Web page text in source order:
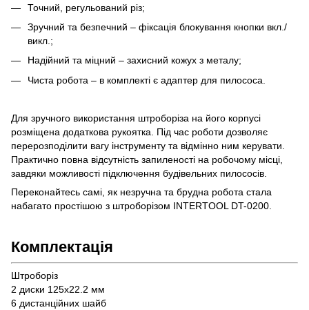
Точний, регульований різ;
Зручний та безпечний – фіксація блокування кнопки вкл./
викл.;
Надійний та міцний – захисний кожух з металу;
Чиста робота – в комплекті є адаптер для пилососа.
Для зручного використання штроборіза на його корпусі
розміщена додаткова рукоятка. Під час роботи дозволяє
перерозподілити вагу інструменту та відмінно ним керувати.
Практично повна відсутність запиленості на робочому місці,
завдяки можливості підключення будівельних пилососів.
Переконайтесь самі, як незручна та брудна робота стала
набагато простішою з штроборізом INTERTOOL DT-0200.
Комплектація
Штроборіз
2 диски 125x22.2 мм
6 дистанційних шайб